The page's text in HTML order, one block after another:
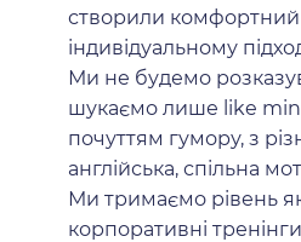
створили комфортний
індивідуальному
Ми не будемо
шукаємо лише like mind
почуттям гумору, з
англійська, спільна
Ми тримаємо рівень
корпоративні